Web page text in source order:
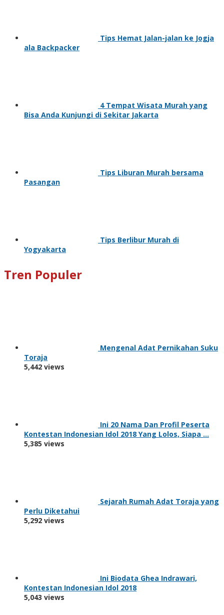
Tips Hemat Jalan-jalan ke Jogja
ala Backpacker
4 Tempat Wisata Murah yang
Bisa Anda Kunjungi di Sekitar Jakarta
Tips Liburan Murah bersama
Pasangan
Tips Berlibur Murah di
Yogyakarta
Tren Populer
Mengenal Adat Pernikahan Suku
Toraja
5,442 views
Ini 20 Nama Dan Profil Peserta
Kontestan Indonesian Idol 2018 Yang Lolos, Siapa …
5,385 views
Sejarah Rumah Adat Toraja yang
Perlu Diketahui
5,292 views
Ini Biodata Ghea Indrawari,
Kontestan Indonesian Idol 2018
5,043 views